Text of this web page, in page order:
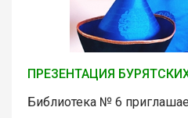
ПРЕЗЕНТАЦИЯ
Библиотека № 6